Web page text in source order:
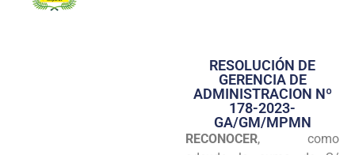
Transparencia
Seguridad
Programas
RESOLUCIÓN DE
GERENCIA DE
ADMINISTRACION Nº
178-2023-
GA/GM/MPMN
RECONOCER, como